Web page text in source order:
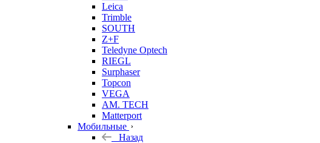
Leica
Trimble
SOUTH
Z+F
Teledyne Optech
RIEGL
Surphaser
Topcon
VEGA
AM. TECH
Matterport
Мобильные
Назад